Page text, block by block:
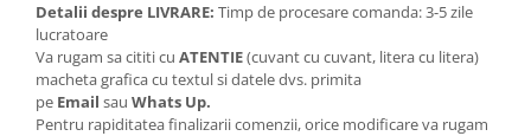
Detalii despre LIVRARE: Timp de procesare comanda: 3-5 zile
lucratoare
Va rugam sa cititi cu ATENTIE(cuvant cu cuvant, litera cu litera)
macheta grafica cu textul si datele dvs. primita
pe Email sau Whats Up.
Pentru rapiditatea finalizarii comenzii, orice modificare va rugam